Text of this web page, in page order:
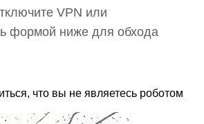
VPN или
формой ниже для обхода
что вы не являетесь роботом